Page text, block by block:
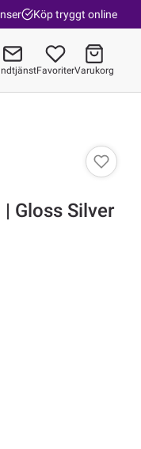
Köp tryggt online
FavoriterVarukorg
Gloss Silver